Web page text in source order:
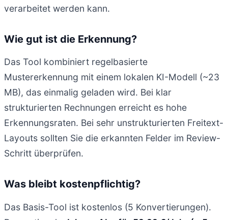
verarbeitet werden kann.
Wie gut ist die Erkennung?
Das Tool kombiniert regelbasierte
Mustererkennung mit einem lokalen KI-Modell (~23
MB), das einmalig geladen wird. Bei klar
strukturierten Rechnungen erreicht es hohe
Erkennungsraten. Bei sehr unstrukturierten Freitext-
Layouts sollten Sie die erkannten Felder im Review-
Schritt überprüfen.
Was bleibt kostenpflichtig?
Das Basis-Tool ist kostenlos (5 Konvertierungen).